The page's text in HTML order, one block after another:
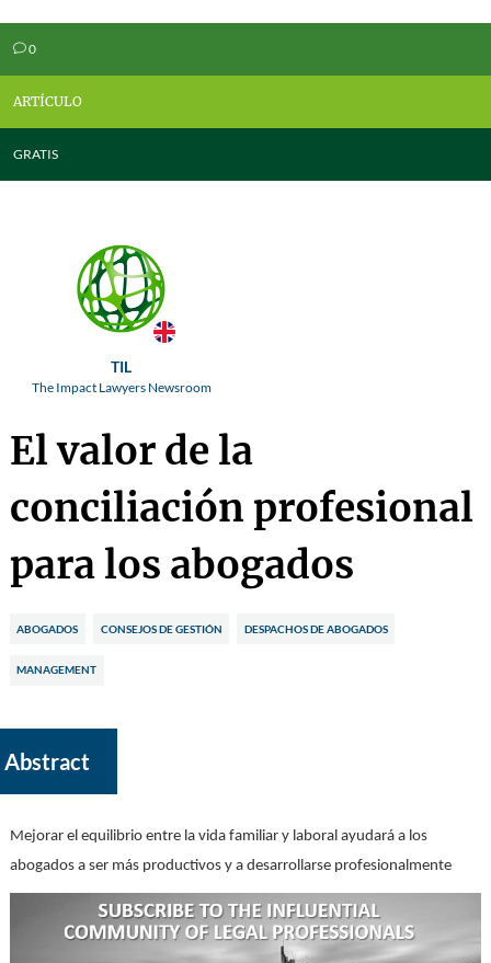
v0
ARTÍCULO
GRATIS
TIL
The Impact Lawyers Newsroom
El valor de la
conciliación profesional
para los abogados
ABOGADOS CONSEJOS DE GESTIÓN DESPACHOS DE ABOGADOS
MANAGEMENT
Abstract
Mejorar el equilibrio entre la vida familiar y laboral ayudará a los
abogados a ser más productivos y a desarrollarse profesionalmente